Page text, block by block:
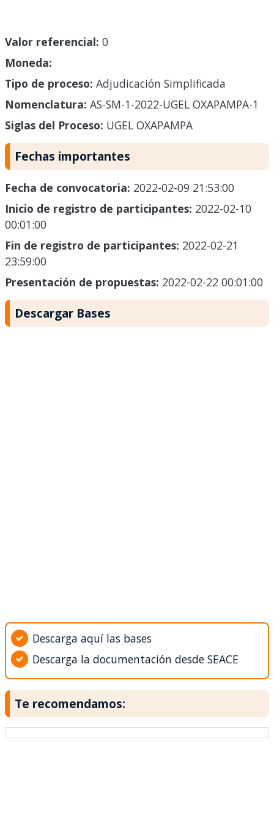
Valor referencial: 0
Moneda:
Tipo de proceso: Adjudicación Simplificada
Nomenclatura: AS-SM-1-2022-UGEL OXAPAMPA-1
Siglas del Proceso: UGEL OXAPAMPA
Fechas importantes
Fecha de convocatoria: 2022-02-09 21:53:00
Inicio de registro de participantes: 2022-02-10
00:01:00
Fin de registro de participantes: 2022-02-21
23:59:00
Presentación de propuestas: 2022-02-22 00:01:00
Descargar Bases
Descarga aquí las bases
Descarga la documentación desde SEACE
Te recomendamos: